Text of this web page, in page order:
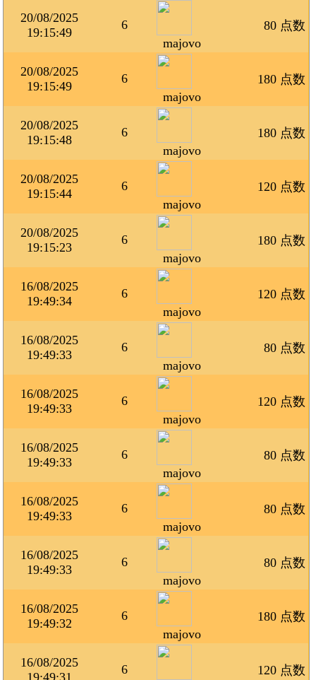
20/08/2025
19:15:49
6
majovo
80 点数
20/08/2025
19:15:49
6
majovo
180 点数
20/08/2025
19:15:48
6
majovo
180 点数
20/08/2025
19:15:44
6
majovo
120 点数
20/08/2025
19:15:23
6
majovo
180 点数
16/08/2025
19:49:34
6
majovo
120 点数
16/08/2025
19:49:33
6
majovo
80 点数
16/08/2025
19:49:33
6
majovo
120 点数
16/08/2025
19:49:33
6
majovo
80 点数
16/08/2025
19:49:33
6
majovo
80 点数
16/08/2025
19:49:33
6
majovo
80 点数
16/08/2025
19:49:32
6
majovo
180 点数
16/08/2025
19:49:31
6 120 点数